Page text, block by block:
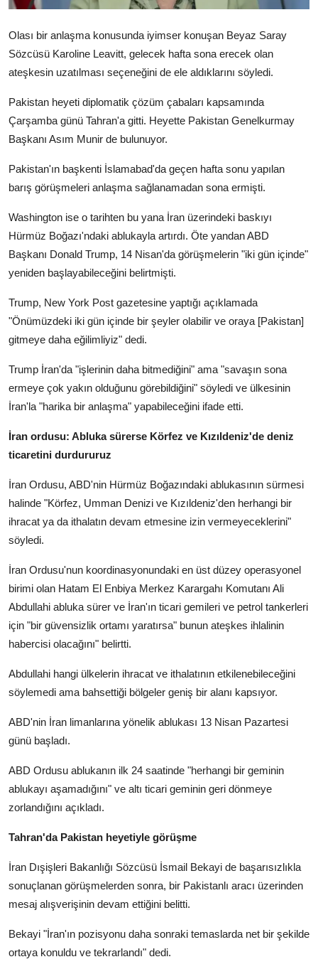
Türkçe Kurdi
Olası bir anlaşma konusunda iyimser konuşan Beyaz Saray
Sözcüsü Karoline Leavitt, gelecek hafta sona erecek olan
ateşkesin uzatılması seçeneğini de ele aldıklarını söyledi.
Pakistan heyeti diplomatik çözüm çabaları kapsamında
Çarşamba günü Tahran'a gitti. Heyette Pakistan Genelkurmay
Başkanı Asım Munir de bulunuyor.
Pakistan'ın başkenti İslamabad'da geçen hafta sonu yapılan
barış görüşmeleri anlaşma sağlanamadan sona ermişti.
Washington ise o tarihten bu yana İran üzerindeki baskıyı
Hürmüz Boğazı'ndaki ablukayla artırdı. Öte yandan ABD
Başkanı Donald Trump, 14 Nisan'da görüşmelerin "iki gün içinde"
yeniden başlayabileceğini belirtmişti.
Trump, New York Post gazetesine yaptığı açıklamada
"Önümüzdeki iki gün içinde bir şeyler olabilir ve oraya [Pakistan]
gitmeye daha eğilimliyiz" dedi.
Trump İran'da "işlerinin daha bitmediğini" ama "savaşın sona
ermeye çok yakın olduğunu görebildiğini" söyledi ve ülkesinin
İran'la "harika bir anlaşma" yapabileceğini ifade etti.
İran ordusu: Abluka sürerse Körfez ve Kızıldeniz'de deniz
ticaretini durdururuz
İran Ordusu, ABD'nin Hürmüz Boğazındaki ablukasının sürmesi
halinde "Körfez, Umman Denizi ve Kızıldeniz'den herhangi bir
ihracat ya da ithalatın devam etmesine izin vermeyeceklerini"
söyledi.
İran Ordusu'nun koordinasyonundaki en üst düzey operasyonel
birimi olan Hatam El Enbiya Merkez Karargahı Komutanı Ali
Abdullahi abluka sürer ve İran'ın ticari gemileri ve petrol tankerleri
için "bir güvensizlik ortamı yaratırsa" bunun ateşkes ihlalinin
habercisi olacağını" belirtti.
Abdullahi hangi ülkelerin ihracat ve ithalatının etkilenebileceğini
söylemedi ama bahsettiği bölgeler geniş bir alanı kapsıyor.
ABD'nin İran limanlarına yönelik ablukası 13 Nisan Pazartesi
günü başladı.
ABD Ordusu ablukanın ilk 24 saatinde "herhangi bir geminin
ablukayı aşamadığını" ve altı ticari geminin geri dönmeye
zorlandığını açıkladı.
Tahran'da Pakistan heyetiyle görüşme
İran Dışişleri Bakanlığı Sözcüsü İsmail Bekayi de başarısızlıkla
sonuçlanan görüşmelerden sonra, bir Pakistanlı aracı üzerinden
mesaj alışverişinin devam ettiğini belitti.
Bekayi "İran'ın pozisyonu daha sonraki temaslarda net bir şekilde
ortaya konuldu ve tekrarlandı" dedi.